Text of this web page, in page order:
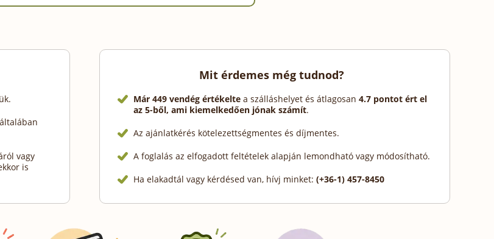
vagy
is
Mit érdemes még tudnod?
Már 449 vendég értékelte a szálláshelyet és átlagosan 4.7 pontot ért el
az 5-ből, ami kiemelkedően jónak számít.
Az ajánlatkérés kötelezettségmentes és díjmentes.
A foglalás az elfogadott feltételek alapján lemondható vagy módosítható.
Ha elakadtál vagy kérdésed van, hívj minket: (+36-1) 457-8450